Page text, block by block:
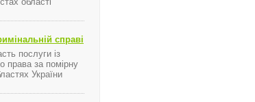
справі
послуги із
права за помірну
України